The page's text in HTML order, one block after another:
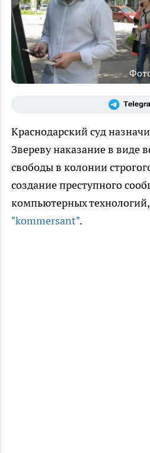
Краснодарский суд
Звереву наказание в виде
свободы в колонии
создание преступного
компьютерных
"kommersant".